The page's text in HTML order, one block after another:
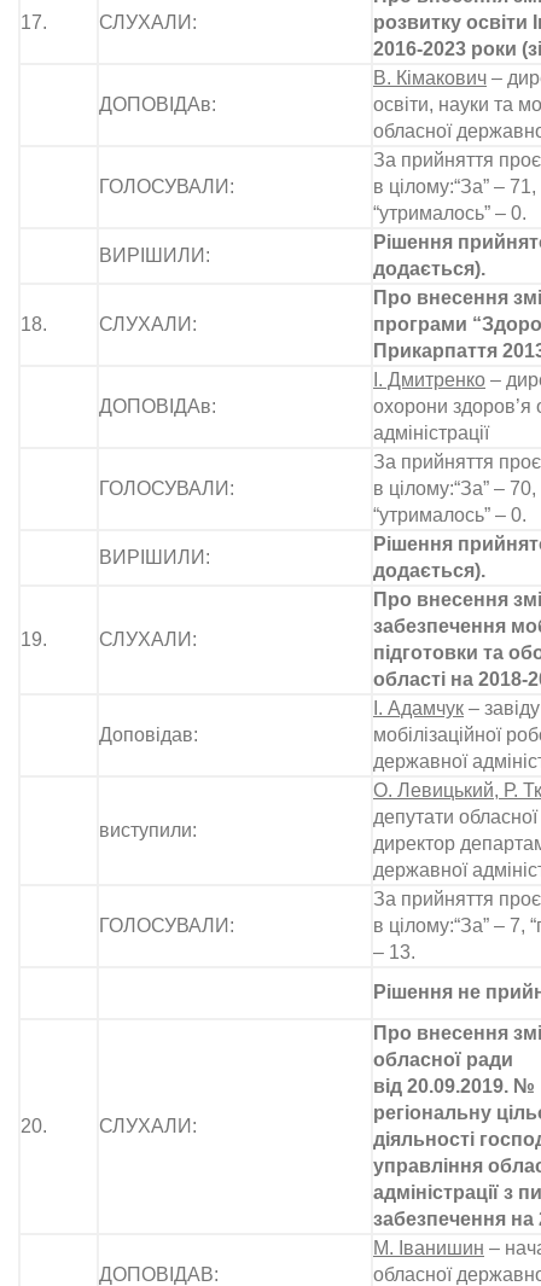
17. СЛУХАЛИ:
розвитку освіти
2016-2023 роки
ДОПОВІДАв:
В. Кімакович –
освіти, науки та
обласної
ГОЛОСУВАЛИ:
За прийняття
в цілому:“За” – 71,
“утрималось” – 0.
ВИРІШИЛИ:
Рішення
додається).
18. СЛУХАЛИ:
Про внесення
програми
Прикарпаття
ДОПОВІДАв:
І. Дмитренко –
охорони здоров’я
адміністрації
ГОЛОСУВАЛИ:
За прийняття
в цілому:“За” – 70,
“утрималось” – 0.
ВИРІШИЛИ:
Рішення
додається).
19. СЛУХАЛИ:
Про внесення
забезпечення
підготовки та
області на 2018-
Доповідав:
І. Адамчук –
мобілізаційної
державної
виступили:
О. Левицький, Р.
депутати
директор
державної
ГОЛОСУВАЛИ:
За прийняття
в цілому:“За” – 7,
– 13.
Рішення не
20. СЛУХАЛИ:
Про внесення
обласної ради
від 20.09.2019. №
регіональну
діяльності
управління
адміністрації з
забезпечення на
ДОПОВІДАВ:
М. Іванишин –
обласної